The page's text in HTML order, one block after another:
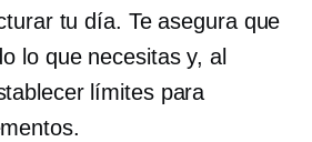
tu día. Te asegura que
lo que necesitas y, al
límites para